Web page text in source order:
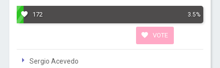
172 3.5%
VOTE
Sergio Acevedo